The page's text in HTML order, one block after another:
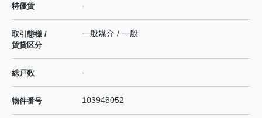
特優賃 -
取引態様 /
賃貸区分
一般媒介 / 一般
総戸数 -
物件番号 103948052